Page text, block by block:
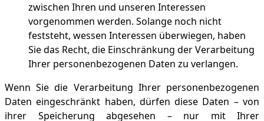
zwischen Ihren und unseren Interessen
vorgenommen werden. Solange noch nicht
feststeht, wessen Interessen überwiegen, haben
Sie das Recht, die Einschränkung der Verarbeitung
Ihrer personenbezogenen Daten zu verlangen.
Wenn Sie die Verarbeitung Ihrer personenbezogenen
Daten eingeschränkt haben, dürfen diese Daten – von
ihrer Speicherung abgesehen – nur mit Ihrer